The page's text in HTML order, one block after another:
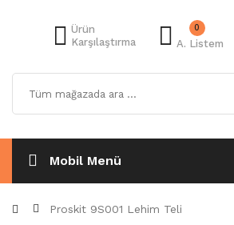
Ürün
Karşılaştırma
A. Listem
0
Mobil Menü
Proskit 9S001 Lehim Teli